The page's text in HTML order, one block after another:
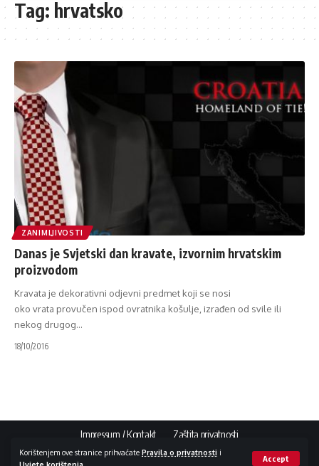
Korištenjem ove stranice prihvaćate Pravila o privatnosti i
Accept
Tag: hrvatsko
ZANIMLJIVOSTI
Danas je Svjetski dan kravate, izvornim hrvatskim
proizvodom
Kravata je dekorativni odjevni predmet koji se nosi
oko vrata provučen ispod ovratnika košulje, izrađen od svile ili
nekog drugog…
18/10/2016
Impressum / Kontakt Zaštita privatnosti